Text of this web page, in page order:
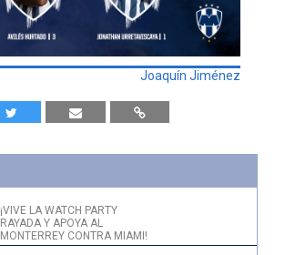
Joaquín Jiménez
¡VIVE LA WATCH PARTY
RAYADA Y APOYA AL
MONTERREY CONTRA MIAMI!